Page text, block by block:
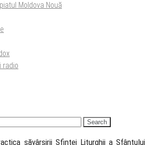
Moldova Nouă
radio
săvârșirii Sfintei Liturghii a Sfântului